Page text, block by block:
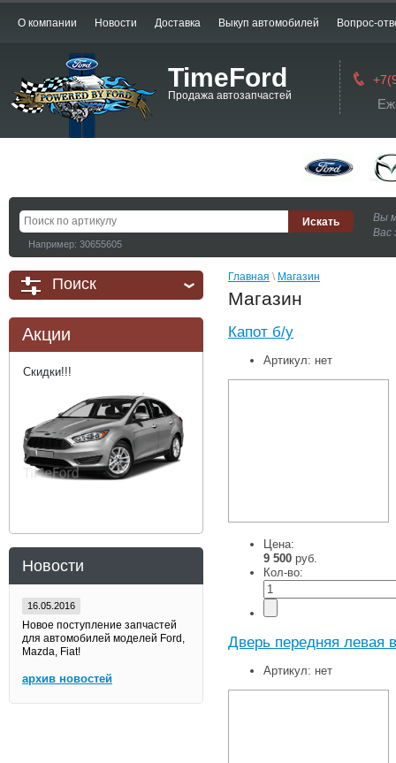
О компании Новости Доставка Выкуп автомобилей Вопрос-
TimeFord
Продажа автозапчастей
Например: 30655605
Вы
Вас
Поиск
Акции
Скидки!!!
Новости
16.05.2016
Новое поступление запчастей
для автомобилей моделей Ford,
Mazda, Fiat!
архив новостей
Главная \ Магазин
Магазин
Капот б/у
Артикул: нет
Цена:
9 500 руб.
Кол-во:
Дверь передняя левая
Артикул: нет